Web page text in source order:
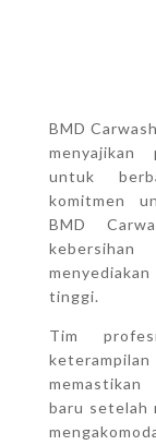
BMD
menyajikan
untuk
komitmen
BMD
tinggi.
Tim
baru setelah